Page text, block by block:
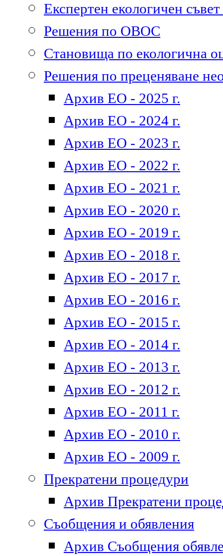
Експертен екологичен
Решения по ОВОС
Становища по екологична
Решения по преценяване
Архив ЕО - 2025 г.
Архив ЕО - 2024 г.
Архив ЕО - 2023 г.
Архив ЕО - 2022 г.
Архив ЕО - 2021 г.
Архив ЕО - 2020 г.
Архив ЕО - 2019 г.
Архив ЕО - 2018 г.
Архив ЕО - 2017 г.
Архив ЕО - 2016 г.
Архив ЕО - 2015 г.
Архив ЕО - 2014 г.
Архив ЕО - 2013 г.
Архив ЕО - 2012 г.
Архив ЕО - 2011 г.
Архив ЕО - 2010 г.
Архив ЕО - 2009 г.
Прекратени процедури
Архив Прекратени
Съобщения и обявления
Архив Съобщения